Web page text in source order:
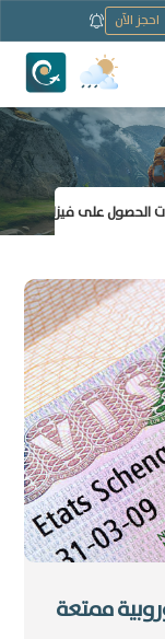
احجز الآن
الحصول على فيزا شنغن
ممتعة